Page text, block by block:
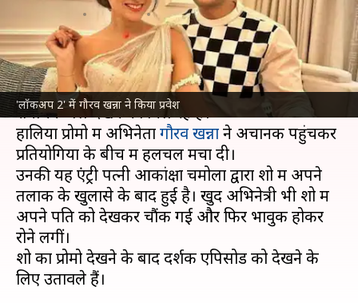
'लॉकअप 2' में गौरव खन्ना ने किया प्रवेश
Jul 09, 2026 11:10 am
क्या है खबर?
नेटफ्लिक्सके रियलिटी शो 'लॉकअप सीजन 2' में काफी
रोमांचक पल देखने को मिल रहे हैं।
हालिया प्रोमो में अभिनेतागौरव खन्नाने अचानक पहुंचकर
प्रतियोगियों के बीच में हलचल मचा दी।
उनकी यह एंट्री पत्नी आकांक्षा चमोला द्वारा शो में अपने
तलाक के खुलासे के बाद हुई है। खुद अभिनेत्री भी शो में
अपने पति को देखकर चौंक गई और फिर भावुक होकर
रोने लगीं।
शो का प्रोमो देखने के बाद दर्शक एपिसोड को देखने के